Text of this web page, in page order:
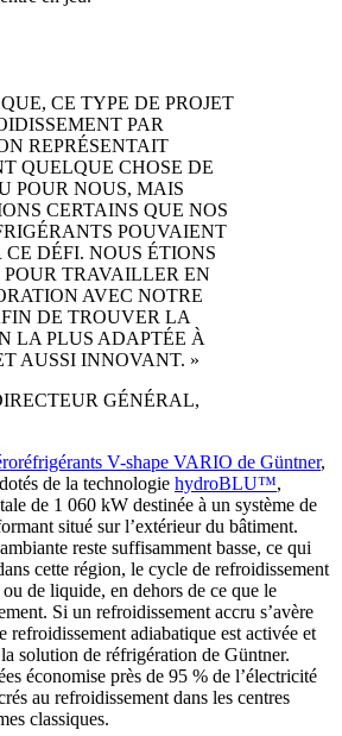
CE TYPE DE PROJET
PAR
REPRÉSENTAIT
QUELQUE CHOSE DE
POUR NOUS, MAIS
CERTAINS QUE NOS
POUVAIENT
CE DÉFI. NOUS ÉTIONS
TRAVAILLER EN
AVEC NOTRE
DE TROUVER LA
LA PLUS ADAPTÉE À
AUSSI INNOVANT. »
GÉNÉRAL,
V-shape VARIO de Güntner,
de la technologie hydroBLU™,
de 1 060 kW destinée à un système de
situé sur l’extérieur du bâtiment.
reste suffisamment basse, ce qui
cette région, le cycle de refroidissement
ou de liquide, en dehors de ce que le
Si un refroidissement accru s’avère
refroidissement adiabatique est activée et
solution de réfrigération de Güntner.
économise près de 95 % de l’électricité
au refroidissement dans les centres
classiques.